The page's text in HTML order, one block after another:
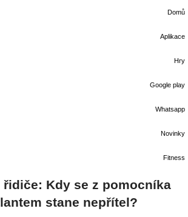
Domů
Aplikace
Hry
Google play
Whatsapp
Novinky
Fitness
řidiče: Kdy se z pomocníka
stane nepřítel?